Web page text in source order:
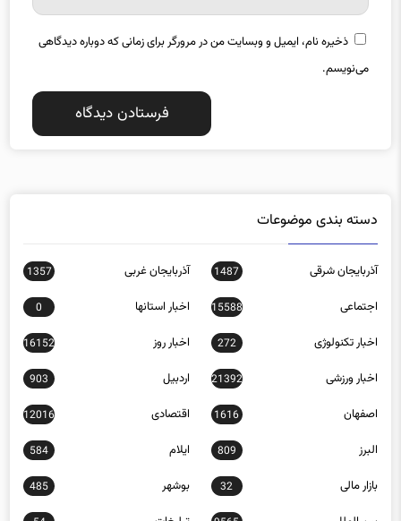
ذخیره نام، ایمیل و وبسایت من در مرورگر برای زمانی که دوباره دیدگاهی
می‌نویسم.
آذربایجان شرقی
اجتماعی 15588 اخبار استانها 0
اخبار تکنولوژی 272 اخبار روز 16152
اخبار ورزشی 21392 اردبیل 903
اصفهان 1616 اقتصادی 12016
البرز 809
584
بازار مالی 32 بوشهر 485
بین الملل 9565 تبلیغات 54